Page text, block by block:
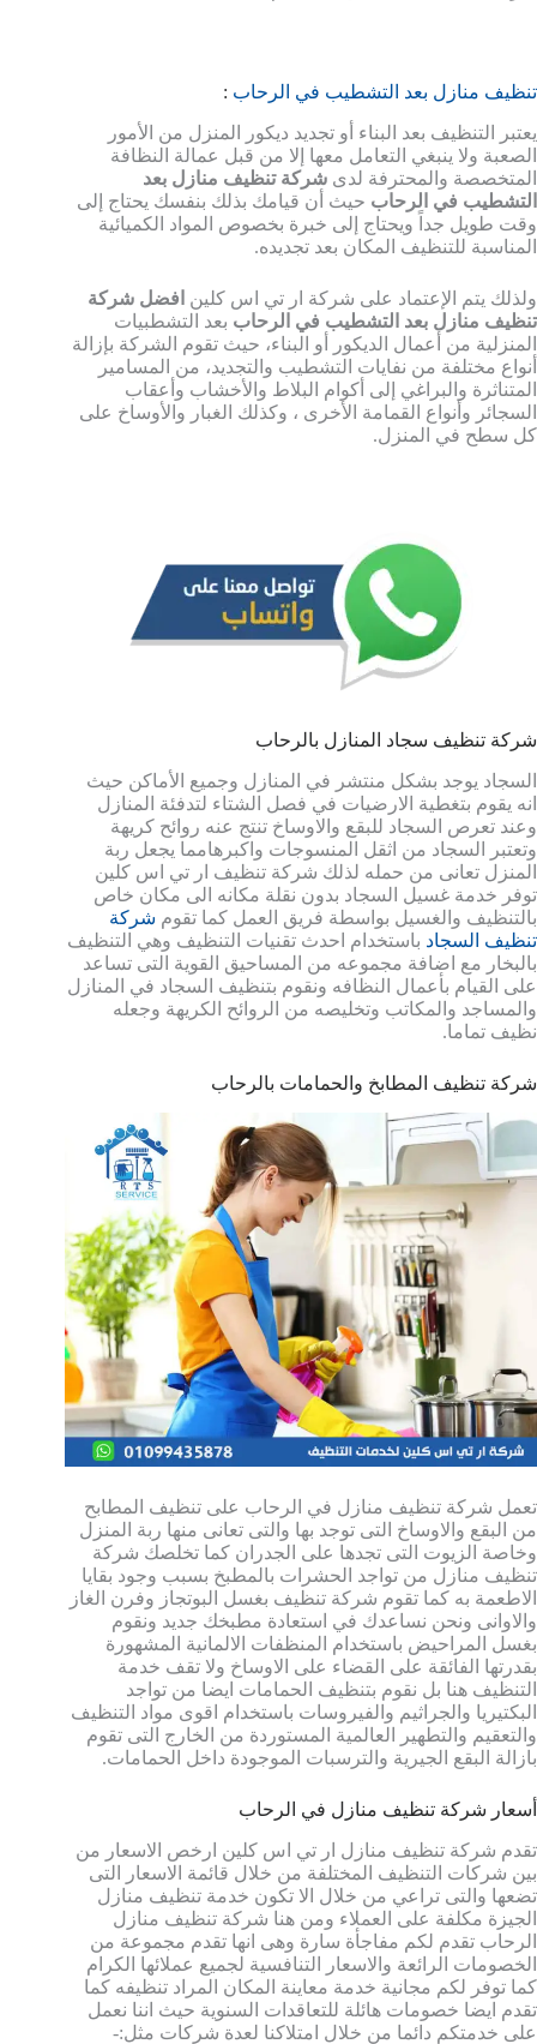
تنظيف منازل بعد التشطيب في الرحاب :
يعتبر التنظيف بعد البناء أو تجديد ديكور المنزل من الأمور
الصعبة ولا ينبغي التعامل معها إلا من قبل عمالة النظافة
المتخصصة والمحترفة لدى شركة تنظيف منازل بعد
التشطيب في الرحاب حيث أن قيامك بذلك بنفسك يحتاج إلى
وقت طويل جداً ويحتاج إلى خبرة بخصوص المواد الكميائية
المناسبة للتنظيف المكان بعد تجديده.
ولذلك يتم الإعتماد على شركة ار تي اس كلين افضل شركة
تنظيف منازل بعد التشطيب في الرحاب بعد التشطبيات
المنزلية من أعمال الديكور أو البناء، حيث تقوم الشركة بإزالة
أنواع مختلفة من نفايات التشطيب والتجديد، من المسامير
المتناثرة والبراغي إلى أكوام البلاط والأخشاب وأعقاب
السجائر وأنواع القمامة الأخرى ، وكذلك الغبار والأوساخ على
كل سطح في المنزل.
شركة تنظيف سجاد المنازل بالرحاب
السجاد يوجد بشكل منتشر في المنازل وجميع الأماكن حيث
انه يقوم بتغطية الارضيات في فصل الشتاء لتدفئة المنازل
وعند تعرص السجاد للبقع والاوساخ تنتج عنه روائح كريهة
وتعتبر السجاد من اثقل المنسوجات واكبرهامما يجعل ربة
المنزل تعانى من حمله لذلك شركة تنظيف ار تي اس كلين
توفر خدمة غسيل السجاد بدون نقلة مكانه الى مكان خاص
بالتنظيف والغسيل بواسطة فريق العمل كما تقوم شركة
تنظيف السجاد باستخدام احدث تقنيات التنظيف وهي التنظيف
بالبخار مع اضافة مجموعه من المساحيق القوية التى تساعد
على القيام بأعمال النظافه ونقوم بتنظيف السجاد في المنازل
والمساجد والمكاتب وتخليصه من الروائح الكريهة وجعله
نظيف تماما.
شركة تنظيف المطابخ والحمامات بالرحاب
تعمل شركة تنظيف منازل في الرحاب على تنظيف المطابح
من البقع والاوساخ التى توجد بها والتى تعانى منها ربة المنزل
وخاصة الزيوت التى تجدها على الجدران كما تخلصك شركة
تنظيف منازل من تواجد الحشرات بالمطبخ بسبب وجود بقايا
الاطعمة به كما تقوم شركة تنظيف بغسل البوتجاز وفرن الغاز
والاوانى ونحن نساعدك في استعادة مطبخك جديد ونقوم
بغسل المراحيض باستخدام المنظفات الالمانية المشهورة
بقدرتها الفائقة على القضاء على الاوساخ ولا تقف خدمة
التنظيف هنا بل نقوم بتنظيف الحمامات ايضا من تواجد
البكتيريا والجراثيم والفيروسات باستخدام اقوى مواد التنظيف
والتعقيم والتطهير العالمية المستوردة من الخارج التى تقوم
بازالة البقع الجيرية والترسبات الموجودة داخل الحمامات.
أسعار شركة تنظيف منازل في الرحاب
تقدم شركة تنظيف منازل ار تي اس كلين ارخص الاسعار من
بين شركات التنظيف المختلفة من خلال قائمة الاسعار التى
تضعها والتى تراعي من خلال الا تكون خدمة تنظيف منازل
الجيزة مكلفة على العملاء ومن هنا شركة تنظيف منازل
الرحاب تقدم لكم مفاجأة سارة وهى انها تقدم مجموعة من
الخصومات الرائعة والاسعار التنافسية لجميع عملائها الكرام
كما توفر لكم مجانية خدمة معاينة المكان المراد تنظيفه كما
تقدم ايضا خصومات هائلة للتعاقدات السنوية حيث اننا نعمل
على خدمتكم دائما من خلال امتلاكنا لعدة شركات مثل:-